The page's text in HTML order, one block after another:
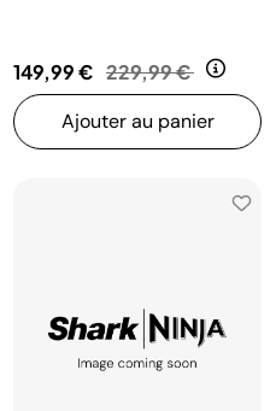
149,99 € Prix réduit de
229,99 € au
Ajouter au panier